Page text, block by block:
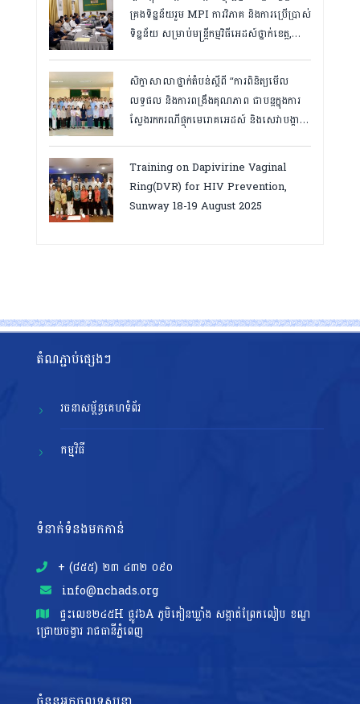
គ្រងទិន្នន័យរួម MPI ការវិភាគ និងការប្រើប្រាស់
ទិន្នន័យ សម្រាប់មន្រ្តីកម្មវិធីអេដស៍ថ្នាក់ខេត្ត,
សិក្ខាសាលាថ្នាក់តំបន់ស្តីពី “ការពិនិត្យមើល
លទ្ធផល និងការពង្រឹងគុណភាព ជាបន្តក្នុងការ
ស្វែងរកករណីផ្ទុកមេរោគអេដស៍ និងសេវាបង្ការ
សម្រេចគោលដៅ ៩៥-៩៥-៩៥”, តាកែវ
ថ្ងៃទី១២-១៣ សីហា ២០២៥
Training on Dapivirine Vaginal
Ring(DVR) for HIV Prevention,
Sunway 18-19 August 2025
តំណភ្ជាប់ផ្សេងៗ
រចនាសម្ព័ន្ធគេហទំព័រ
កម្មវិធី
ទំនាក់ទំនងមកកាន់
+ (៨៥៥)​ ២៣​ ៤៣២ ០៩០
info@nchads.org
ផ្ទះ​លេខ២៤៥H ផ្លូវ៦A ភូមិគៀនឃ្លាំង សង្កាត់ព្រែកលៀប ខណ្ឌ
ជ្រោយចង្វារ រាជធានីភ្នំពេញ